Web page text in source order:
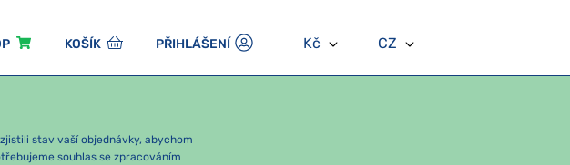
KOŠÍK PŘIHLÁŠENÍ Kč CZ
stav vaší objednávky, abychom
souhlas se zpracováním